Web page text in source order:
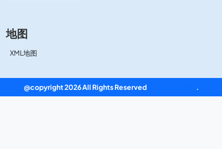
地图
XML地图
@copyright 2026 All Rights Reserved .